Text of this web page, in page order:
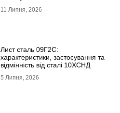
11 Липня, 2026
Лист сталь 09Г2С:
характеристики, застосування та
відмінність від сталі 10ХСНД
5 Липня, 2026